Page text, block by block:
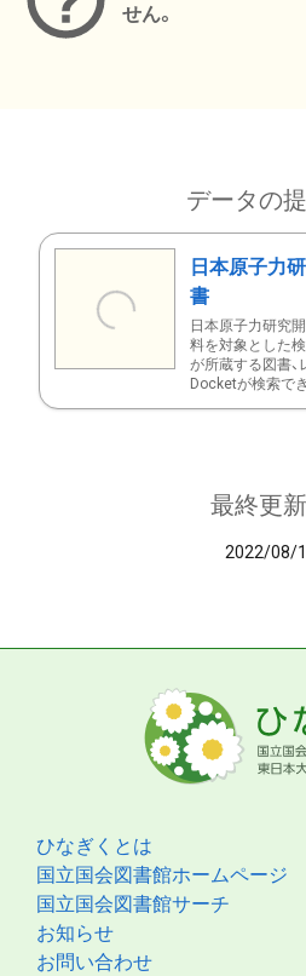
せん。
データの
日本原子力
書
日本原子力研究
料を対象とした
が所蔵する図書、
Docketが検索でき
最終更
2022/08/
ひなぎくとは
国立国会図書館ホームページ
国立国会図書館サーチ
お知らせ
お問い合わせ